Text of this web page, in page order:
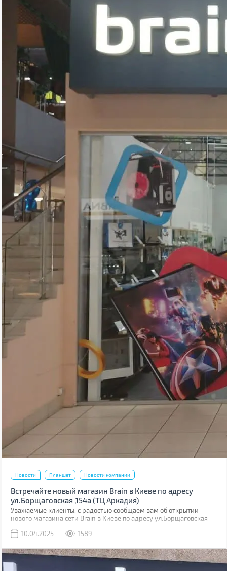
Новости Планшет Новости компании
Встречайте новый магазин Brain в Киеве по адресу
ул.Борщаговская ,154а (ТЦ Аркадия)
Уважаемые клиенты, с радостью сообщаем вам об открытии
нового магазина сети Brain в Киеве по адресу ул.Борщаговская
10.04.2025
1589